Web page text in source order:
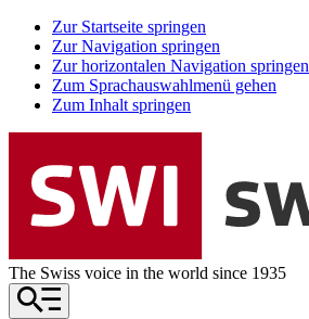
Zur Startseite springen
Zur Navigation springen
Zur horizontalen Navigation springen
Zum Sprachauswahlmenü gehen
Zum Inhalt springen
The Swiss voice in the world since 1935